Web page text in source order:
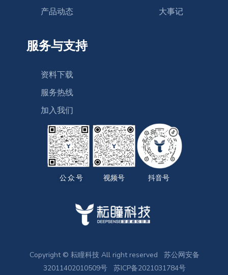
产品动态
大事记
服务与支持
资料下载
服务热线
加入我们
公众号 视频号 抖音号
Copyright © 耘瞳科技 All right reserved苏公网安备
32011402010509号
苏ICP备2021031784号